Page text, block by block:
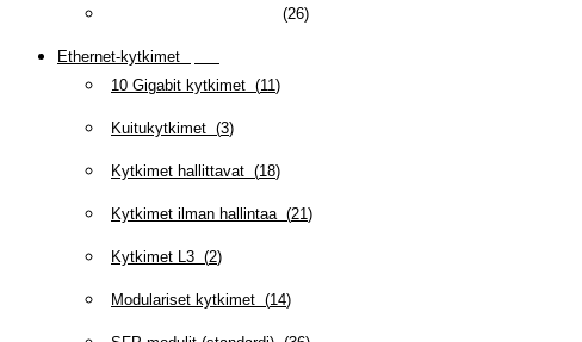
(26)
Ethernet-kytkimet
10 Gigabit kytkimet (11)
Kuitukytkimet (3)
Kytkimet hallittavat (18)
Kytkimet ilman hallintaa (21)
Kytkimet L3 (2)
Modulariset kytkimet (14)